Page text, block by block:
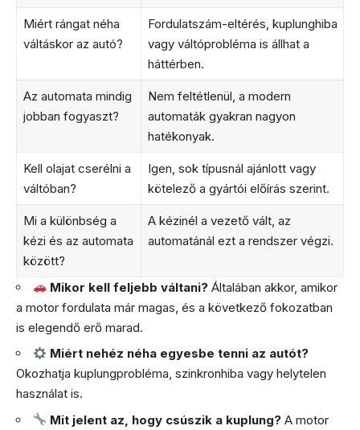
Miért rángat néha
váltáskor az autó?
Fordulatszám-eltérés, kuplunghiba
vagy váltóprobléma is állhat a
háttérben.
Az automata mindig
jobban fogyaszt?
Nem feltétlenül, a modern
automaták gyakran nagyon
hatékonyak.
Kell olajat cserélni a
váltóban?
Igen, sok típusnál ajánlott vagy
kötelező a gyártói előírás szerint.
Mi a különbség a
kézi és az automata
között?
A kézinél a vezető vált, az
automatánál ezt a rendszer végzi.
Mikor kell feljebb váltani? Általában akkor, amikor
a motor fordulata már magas, és a következő fokozatban
is elegendő erő marad.
Miért nehéz néha egyesbe tenni az autót?
Okozhatja kuplungprobléma, szinkronhiba vagy helytelen
használat is.
Mit jelent az, hogy csúszik a kuplung? A motor